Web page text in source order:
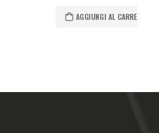
AGGIUNGI AL CARRELLO